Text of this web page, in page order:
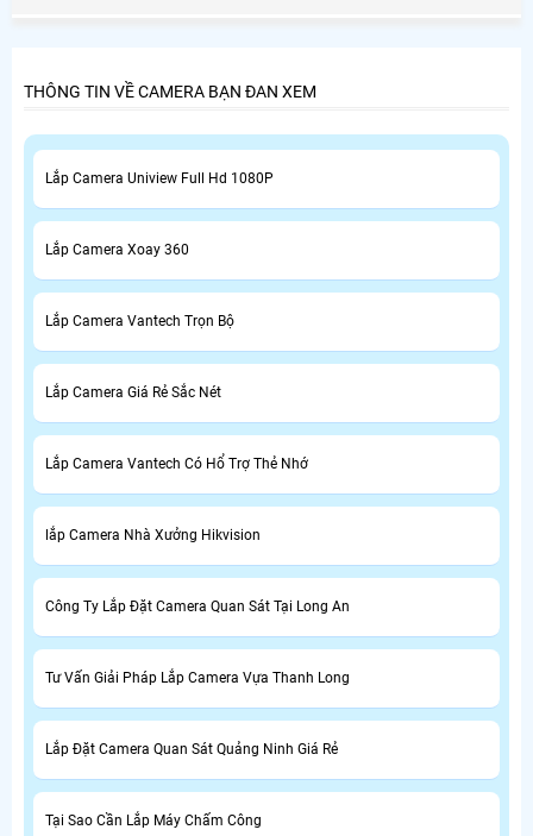
THÔNG TIN VỀ CAMERA BẠN ĐAN XEM
Lắp Camera Uniview Full Hd 1080P
Lắp Camera Xoay 360
Lắp Camera Vantech Trọn Bộ
Lắp Camera Giá Rẻ Sắc Nét
Lắp Camera Vantech Có Hổ Trợ Thẻ Nhớ
lắp Camera Nhà Xưởng Hikvision
Công Ty Lắp Đặt Camera Quan Sát Tại Long An
Tư Vấn Giải Pháp Lắp Camera Vựa Thanh Long
Lắp Đặt Camera Quan Sát Quảng Ninh Giá Rẻ
Tại Sao Cần Lắp Máy Chấm Công